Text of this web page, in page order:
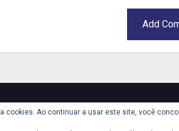
cookies. Ao continuar a usar este site, você